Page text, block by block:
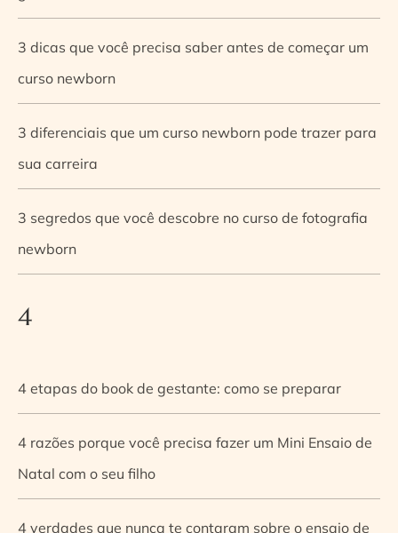
3 dicas que você precisa saber antes de começar um
curso newborn
3 diferenciais que um curso newborn pode trazer para
sua carreira
3 segredos que você descobre no curso de fotografia
newborn
4
4 etapas do book de gestante: como se preparar
4 razões porque você precisa fazer um Mini Ensaio de
Natal com o seu filho
4 verdades que nunca te contaram sobre o ensaio de